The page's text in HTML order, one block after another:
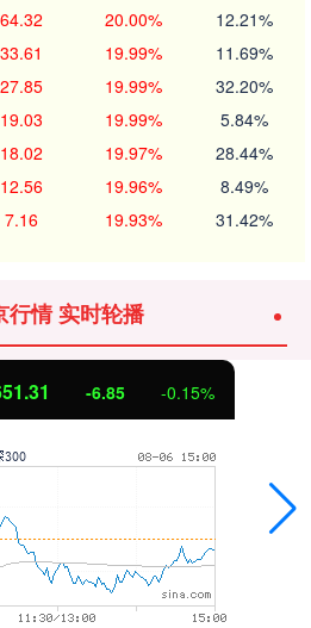
64.32 20.00% 12.21%
33.61 19.99% 11.69%
27.85 19.99% 32.20%
19.03 19.99% 5.84%
18.02 19.97% 28.44%
12.56 19.96% 8.49%
7.16 19.93% 31.42%
行情 实时轮播
-6.85 -0.15%